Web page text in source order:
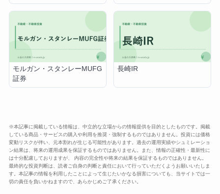
モルガン・スタンレーMUFG
証券
長崎IR
※本記事に掲載している情報は、中立的な立場からの情報提供を目的としたものです。掲載
している商品・サービスの購入や利用を推奨・強制するものではありません。投資には価格
変動リスクが伴い、元本割れが生じる可能性があります。過去の運用実績やシュミレーショ
ン結果は、将来の運用成果を保証するものではありません。また、情報の正確性・最新性に
は十分配慮しておりますが、 内容の完全性や将来の結果を保証するものではありません。
最終的な投資判断は、読者ご自身の判断と責任において行っていただくようお願いいたしま
す。本記事の情報を利用したことによって生じたいかなる損害についても、当サイトでは一
切の責任を負いかねますので、あらかじめご了承ください。